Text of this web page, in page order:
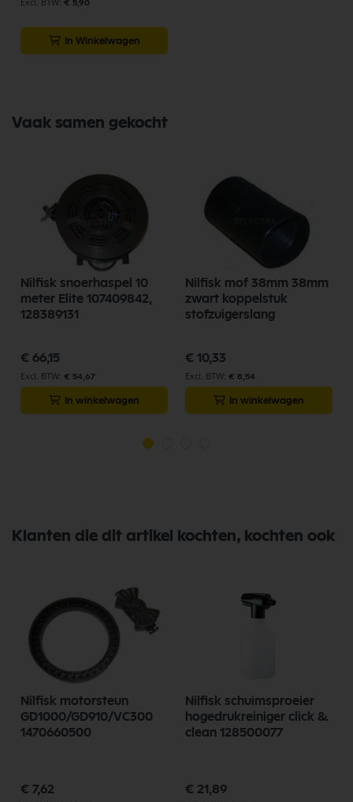
€ 5,90
In Winkelwagen
Vaak samen gekocht
Nilfisk snoerhaspel 10
meter Elite 107409842,
128389131
€ 66,15
€ 54,67
In winkelwagen
Nilfisk mof 38mm 38mm
zwart koppelstuk
stofzuigerslang
€ 10,33
€ 8,54
In winkelwagen
Klanten die dit artikel kochten, kochten ook
Nilfisk motorsteun
GD1000/GD910/VC300
1470660500
€ 7,62
Nilfisk schuimsproeier
hogedrukreiniger click &
clean 128500077
€ 21,89